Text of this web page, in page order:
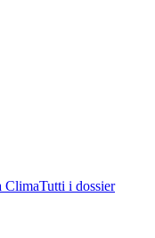
ClimaTutti i dossier